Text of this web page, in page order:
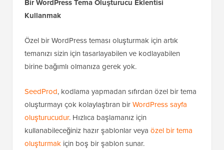
Bir WordPress Tema Oluşturucu Eklentisi
Kullanmak
Özel bir WordPress teması oluşturmak için artık
temanızı sizin için tasarlayabilen ve kodlayabilen
birine bağımlı olmanıza gerek yok.
SeedProd, kodlama yapmadan sıfırdan özel bir tema
oluşturmayı çok kolaylaştıran birWordPress sayfa
oluşturucudur. Hızlıca başlamanız için
kullanabileceğiniz hazır şablonlar veya özel bir tema
oluşturmak için boş bir şablon sunar.